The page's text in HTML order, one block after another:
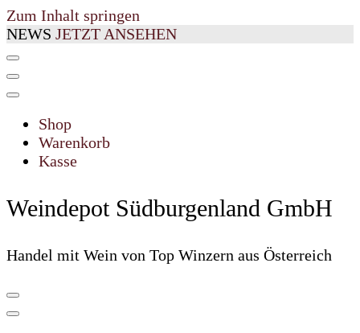
Zum Inhalt springen
NEWS JETZT ANSEHEN
Shop
Warenkorb
Kasse
Weindepot Südburgenland GmbH
Handel mit Wein von Top Winzern aus Österreich